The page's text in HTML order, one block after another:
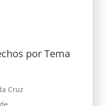
por Tema
Cruz